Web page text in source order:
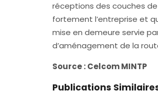
réceptions des couches
fortement l’entreprise et
mise en demeure servie
d’aménagement de la
Source : Celcom MINTP
Publications